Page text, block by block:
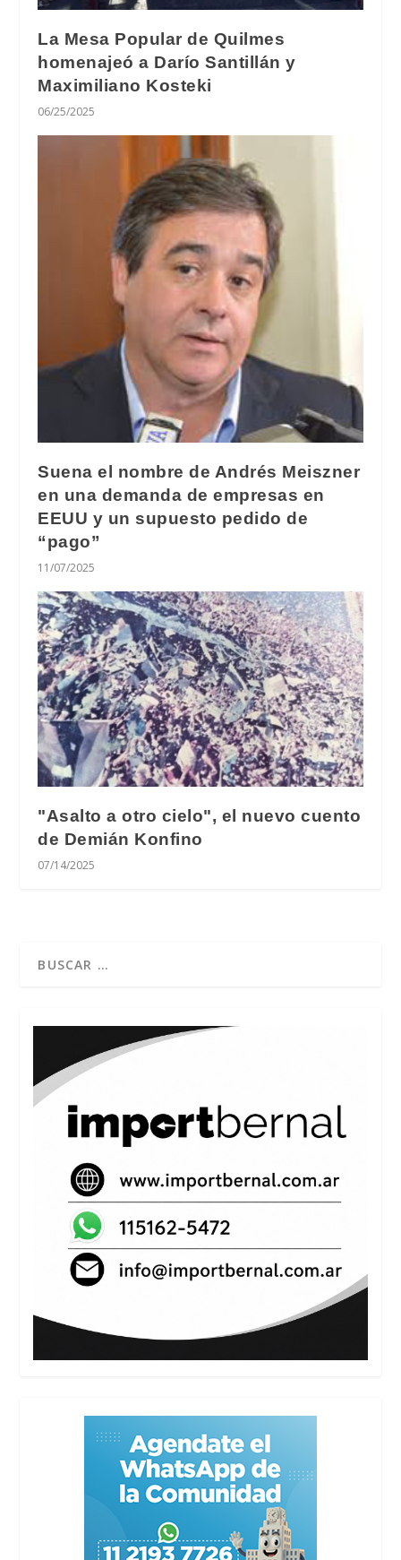
La Mesa Popular de Quilmes
homenajeó a Darío Santillán y
Maximiliano Kosteki
06/25/2025
Suena el nombre de Andrés Meiszner
en una demanda de empresas en
EEUU y un supuesto pedido de
“pago”
11/07/2025
"Asalto a otro cielo", el nuevo cuento
de Demián Konfino
07/14/2025